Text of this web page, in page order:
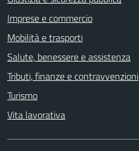
Imprese e commercio
Mobilità e trasporti
Salute, benessere e assistenza
Tributi, finanze e contravvenzioni
Turismo
Vita lavorativa